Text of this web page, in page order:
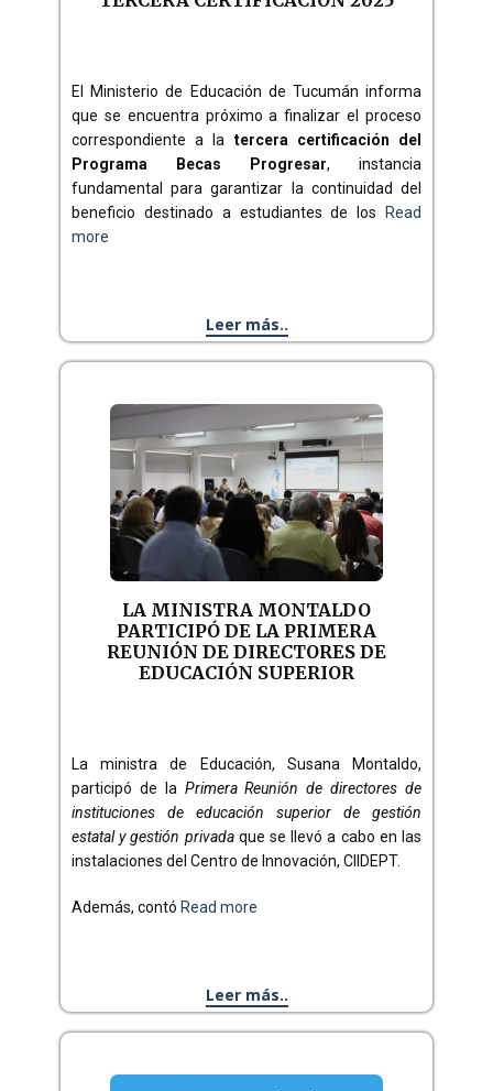
El Ministerio de Educación de Tucumán informa
que se encuentra próximo a finalizar el proceso
correspondiente a la tercera certificación del
Programa Becas Progresar, instancia
fundamental para garantizar la continuidad del
beneficio destinado a estudiantes de los
Read
more
Leer más..
LA MINISTRA MONTALDO
PARTICIPÓ DE LA PRIMERA
REUNIÓN DE DIRECTORES DE
EDUCACIÓN SUPERIOR
La ministra de Educación, Susana Montaldo,
participó de la Primera Reunión de directores de
instituciones de educación superior de gestión
estatal y gestión privada que se llevó a cabo en las
instalaciones del Centro de Innovación, CIIDEPT.
Además, contó Read more
Leer más..